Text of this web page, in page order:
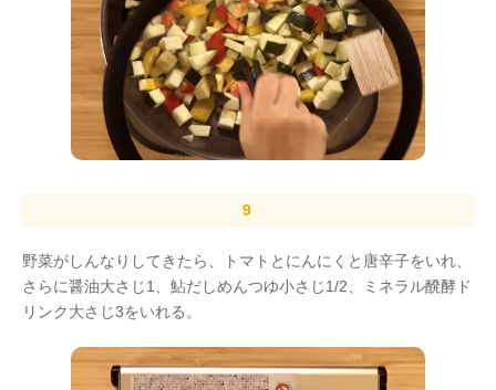
野菜がしんなりしてきたら、トマトとにんにくと唐辛子をいれ、
さらに醤油大さじ1、鮎だしめんつゆ小さじ1/2、ミネラル醗酵ド
リンク大さじ3をいれる。